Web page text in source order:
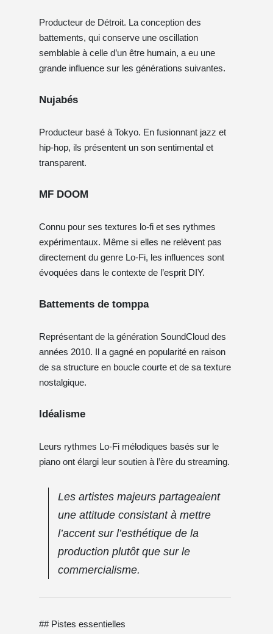
Producteur de Détroit. La conception des
battements, qui conserve une oscillation
semblable à celle d’un être humain, a eu une
grande influence sur les générations suivantes.
Nujabés
Producteur basé à Tokyo. En fusionnant jazz et
hip-hop, ils présentent un son sentimental et
transparent.
MF DOOM
Connu pour ses textures lo-fi et ses rythmes
expérimentaux. Même si elles ne relèvent pas
directement du genre Lo-Fi, les influences sont
évoquées dans le contexte de l’esprit DIY.
Battements de tomppa
Représentant de la génération SoundCloud des
années 2010. Il a gagné en popularité en raison
de sa structure en boucle courte et de sa texture
nostalgique.
Idéalisme
Leurs rythmes Lo-Fi mélodiques basés sur le
piano ont élargi leur soutien à l’ère du streaming.
Les artistes majeurs partageaient
une attitude consistant à mettre
l’accent sur l’esthétique de la
production plutôt que sur le
commercialisme.
## Pistes essentielles